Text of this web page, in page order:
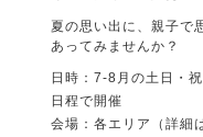
夏の思い出に、親子で
あってみませんか？
日時：7-8月の土日・
日程で開催
会場：各エリア（詳細